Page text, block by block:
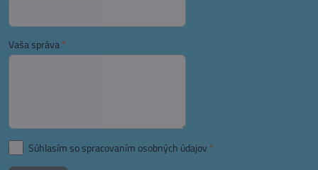
Vaša správa*
Súhlasím so spracovaním osobných údajov *